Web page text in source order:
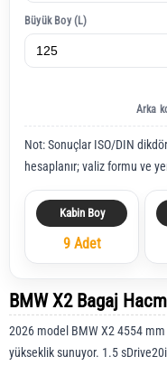
Büyük Boy (L)
Arka
Not: Sonuçlar ISO/DIN
hesaplanır; valiz formu ve
Kabin Boy
9 Adet
BMW X2 Bagaj
2026 model BMW X2 4554
yükseklik sunuyor. 1.5